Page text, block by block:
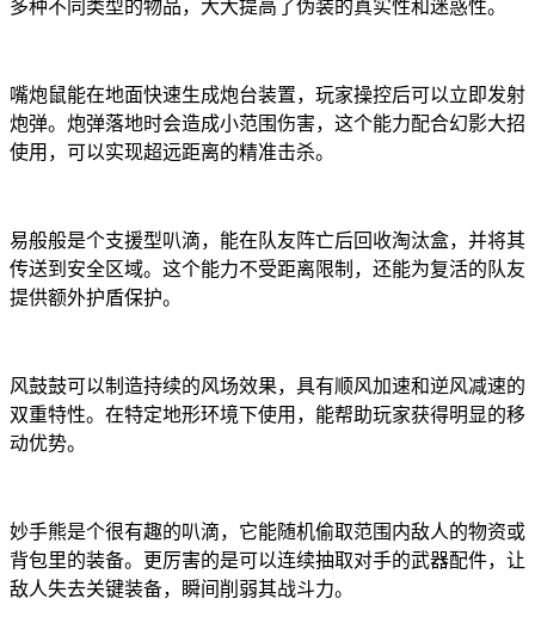
多种不同类型的物品，大大提高了伪装的真实性和迷惑性。
嘴炮鼠能在地面快速生成炮台装置，玩家操控后可以立即发射
炮弹。炮弹落地时会造成小范围伤害，这个能力配合幻影大招
使用，可以实现超远距离的精准击杀。
易般般是个支援型叭滴，能在队友阵亡后回收淘汰盒，并将其
传送到安全区域。这个能力不受距离限制，还能为复活的队友
提供额外护盾保护。
风鼓鼓可以制造持续的风场效果，具有顺风加速和逆风减速的
双重特性。在特定地形环境下使用，能帮助玩家获得明显的移
动优势。
妙手熊是个很有趣的叭滴，它能随机偷取范围内敌人的物资或
背包里的装备。更厉害的是可以连续抽取对手的武器配件，让
敌人失去关键装备，瞬间削弱其战斗力。